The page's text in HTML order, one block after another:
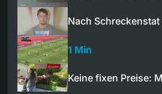
Nach
1 Min
Keine fixen Preise: